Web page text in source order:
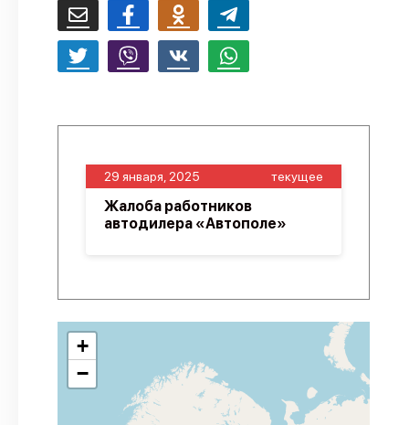
29 января, 2025 текущее
Жалоба работников
автодилера «Автополе»
+
−